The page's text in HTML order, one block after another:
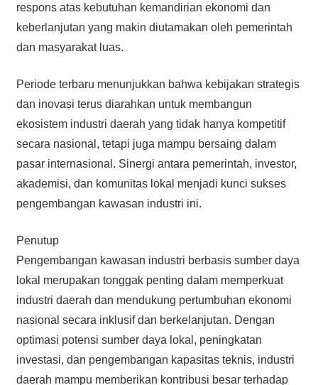
respons atas kebutuhan kemandirian ekonomi dan
keberlanjutan yang makin diutamakan oleh pemerintah
dan masyarakat luas.
Periode terbaru menunjukkan bahwa kebijakan strategis
dan inovasi terus diarahkan untuk membangun
ekosistem industri daerah yang tidak hanya kompetitif
secara nasional, tetapi juga mampu bersaing dalam
pasar internasional. Sinergi antara pemerintah, investor,
akademisi, dan komunitas lokal menjadi kunci sukses
pengembangan kawasan industri ini.
Penutup
Pengembangan kawasan industri berbasis sumber daya
lokal merupakan tonggak penting dalam memperkuat
industri daerah dan mendukung pertumbuhan ekonomi
nasional secara inklusif dan berkelanjutan. Dengan
optimasi potensi sumber daya lokal, peningkatan
investasi, dan pengembangan kapasitas teknis, industri
daerah mampu memberikan kontribusi besar terhadap